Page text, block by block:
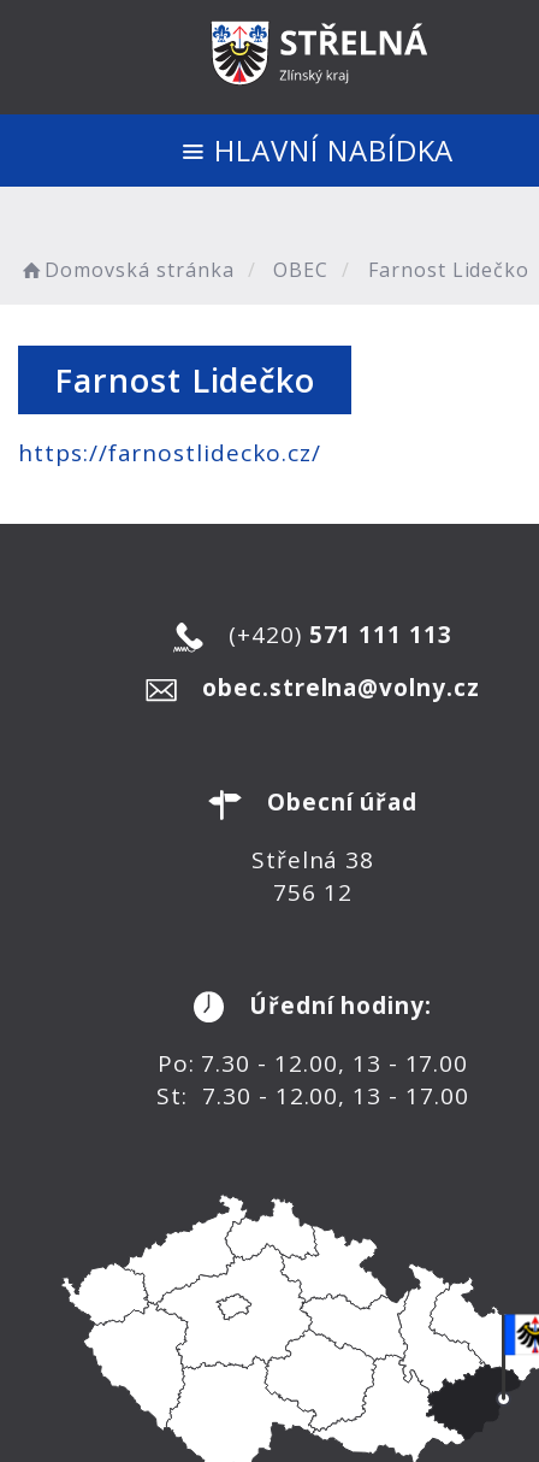
HLAVNÍ NABÍDKA
Domovská stránka OBEC Farnost Lidečko
Farnost Lidečko
https://farnostlidecko.cz/
(+420) 571 111 113
obec.strelna@volny.cz
Obecní úřad
Střelná 38
756 12
Úřední hodiny:
Po: 7.30 - 12.00, 13 - 17.00
St: 7.30 - 12.00, 13 - 17.00